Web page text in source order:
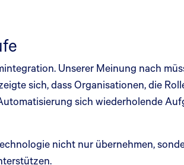
Unserer Meinung nach
sich, dass Organisationen, die
sich wiederholende
nicht nur übernehmen,